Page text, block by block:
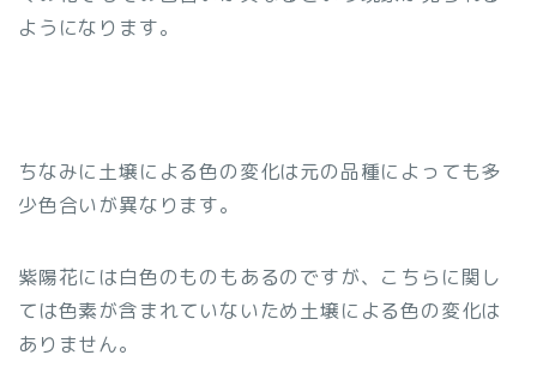
ようになります。
ちなみに土壌による色の変化は元の品種によっても多
少色合いが異なります。
紫陽花には白色のものもあるのですが、こちらに関し
ては色素が含まれていないため土壌による色の変化は
ありません。